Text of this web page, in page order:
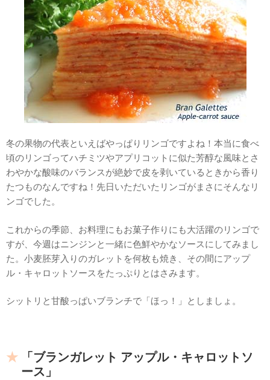
冬の果物の代表といえばやっぱりリンゴですよね！本当に食べ
頃のリンゴってハチミツやアプリコットに似た芳醇な風味とさ
わやかな酸味のバランスが絶妙で皮を剥いているときから香り
たつものなんですね！先日いただいたリンゴがまさにそんなリ
ンゴでした。
これからの季節、お料理にもお菓子作りにも大活躍のリンゴで
すが、今週はニンジンと一緒に色鮮やかなソースにしてみまし
た。小麦胚芽入りのガレットを何枚も焼き、その間にアップ
ル・キャロットソースをたっぷりとはさみます。
シットリと甘酸っぱいブランチで「ほっ！」としましょ。
「ブランガレット アップル・キャロットソ
ース」